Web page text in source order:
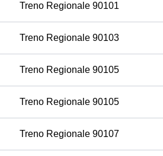
Treno Regionale 90101
Treno Regionale 90103
Treno Regionale 90105
Treno Regionale 90105
Treno Regionale 90107